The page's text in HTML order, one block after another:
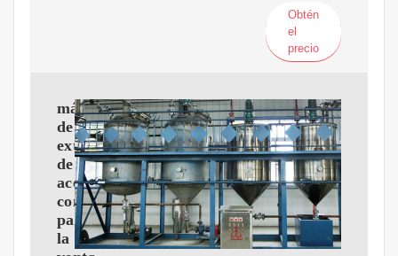
Obtén
el
precio
máquina
de
extracción
de
aceite
comestible
para
la